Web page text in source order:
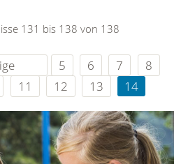
131 bis 138 von 138
5 6 7
8
11 12 13 14